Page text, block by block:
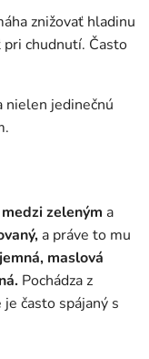
znižovať hladinu
chudnutí. Často
nielen jedinečnú
zeleným a
a práve to mu
jemná, maslová
Pochádza z
často spájaný s